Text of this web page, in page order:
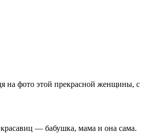
на фото этой прекрасной женщины, с
— бабушка, мама и она сама.